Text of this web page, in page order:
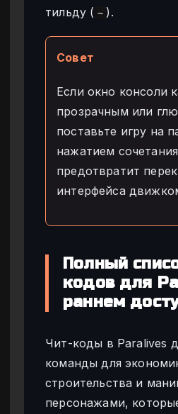
тильду ( ~ ).
Совет
Если окно консоли
прозрачным или
поставьте игру на
нажатием
предотвратит
интерфейса
Полный
кодов для
раннем
Чит-коды в Paralives
команды для
строительства и
персонажами,